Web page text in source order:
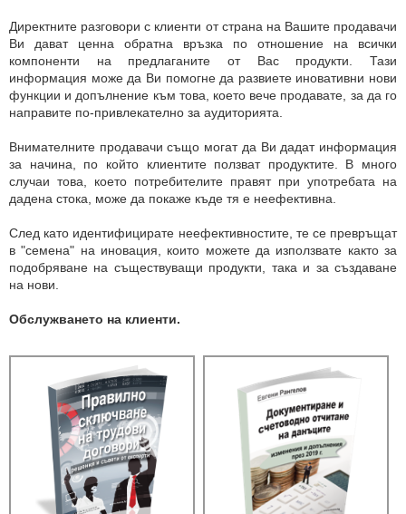
Директните разговори с клиенти от страна на Вашите продавачи
Ви дават ценна обратна връзка по отношение на всички
компоненти на предлаганите от Вас продукти. Тази
информация може да Ви помогне да развиете иновативни нови
функции и допълнение към това, което вече продавате, за да го
направите по-привлекателно за аудиторията.
Внимателните продавачи също могат да Ви дадат информация
за начина, по който клиентите ползват продуктите. В много
случаи това, което потребителите правят при употребата на
дадена стока, може да покаже къде тя е неефективна.
След като идентифицирате неефективностите, те се превръщат
в "семена" на иновация, които можете да използвате както за
подобряване на съществуващи продукти, така и за създаване
на нови.
Обслужването на клиенти.